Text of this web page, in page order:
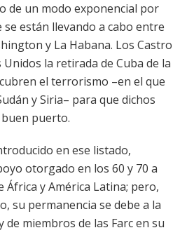
de un modo exponencial por
se están llevando a cabo entre
y La Habana. Los Castro
la retirada de Cuba de la
el terrorismo –en el que
y Siria– para que dichos
puerto.
en ese listado,
otorgado en los 60 y 70 a
y América Latina; pero,
su permanencia se debe a la
de miembros de las Farc en su